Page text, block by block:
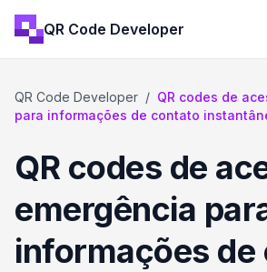
QR Code Developer
QR Code Developer / QR codes de
para informações de contato
QR codes de
emergência
informações de